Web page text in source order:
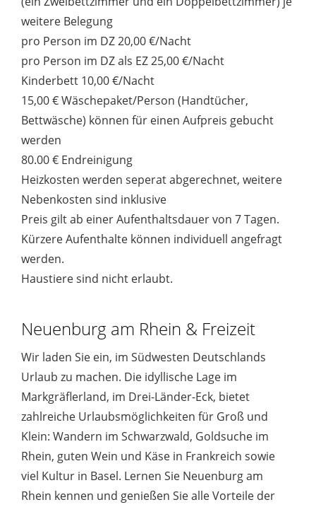
weitere Belegung
pro Person im DZ 20,00 €/Nacht
pro Person im DZ als EZ 25,00 €/Nacht
Kinderbett 10,00 €/Nacht
15,00 € Wäschepaket/Person (Handtücher,
Bettwäsche) können für einen Aufpreis gebucht
werden
80.00 € Endreinigung
Heizkosten werden seperat abgerechnet, weitere
Nebenkosten sind inklusive
Preis gilt ab einer Aufenthaltsdauer von 7 Tagen.
Kürzere Aufenthalte können individuell angefragt
werden.
Haustiere sind nicht erlaubt.
Neuenburg am Rhein & Freizeit
Wir laden Sie ein, im Südwesten Deutschlands
Urlaub zu machen. Die idyllische Lage im
Markgräflerland, im Drei-Länder-Eck, bietet
zahlreiche Urlaubsmöglichkeiten für Groß und
Klein: Wandern im Schwarzwald, Goldsuche im
Rhein, guten Wein und Käse in Frankreich sowie
viel Kultur in Basel. Lernen Sie Neuenburg am
Rhein kennen und genießen Sie alle Vorteile der